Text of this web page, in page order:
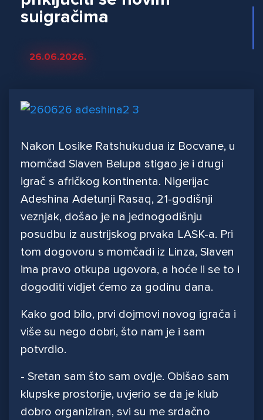
suigračima
26.06.2026.
Nakon Losike Ratshukudua iz Bocvane, u
momčad Slaven Belupa stigao je i drugi
igrač s afričkog kontinenta. Nigerijac
Adeshina Adetunji Rasaq, 21-godišnji
veznjak, došao je na jednogodišnju
posudbu iz austrijskog prvaka LASK-a. Pri
tom dogovoru s momčadi iz Linza, Slaven
ima pravo otkupa ugovora, a hoće li se to i
dogoditi vidjet ćemo za godinu dana.
Kako god bilo, prvi dojmovi novog igrača i
više su nego dobri, što nam je i sam
potvrdio.
- Sretan sam što sam ovdje. Obišao sam
klupske prostorije, uvjerio se da je klub
dobro organiziran, svi su me srdačno